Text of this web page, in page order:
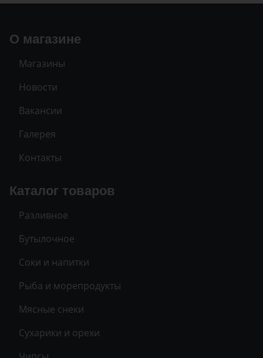
О магазине
Магазины
Новости
Вакансии
Галерея
Контакты
Каталог товаров
Разливное
Бутылочное
Соки и напитки
Рыба и морепродукты
Мясные снеки
Сухарики и орехи